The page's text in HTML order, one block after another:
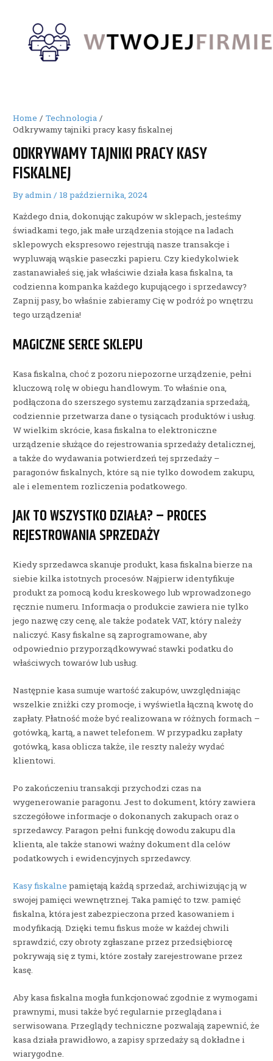
content
Home
Technologia
Odkrywamy tajniki pracy kasy fiskalnej
ODKRYWAMY TAJNIKI PRACY KASY
FISKALNEJ
Byadmin/ 18 października, 2024
Każdego dnia, dokonując zakupów w sklepach, jesteśmy
świadkami tego, jak małe urządzenia stojące na ladach
sklepowych ekspresowo rejestrują nasze transakcje i
wypluwają wąskie paseczki papieru. Czy kiedykolwiek
zastanawiałeś się, jak właściwie działa kasa fiskalna, ta
codzienna kompanka każdego kupującego i sprzedawcy?
Zapnij pasy, bo właśnie zabieramy Cię w podróż po wnętrzu
tego urządzenia!
MAGICZNE SERCE SKLEPU
Kasa fiskalna, choć z pozoru niepozorne urządzenie, pełni
kluczową rolę w obiegu handlowym. To właśnie ona,
podłączona do szerszego systemu zarządzania sprzedażą,
codziennie przetwarza dane o tysiącach produktów i usług.
W wielkim skrócie, kasa fiskalna to elektroniczne
urządzenie służące do rejestrowania sprzedaży detalicznej,
a także do wydawania potwierdzeń tej sprzedaży –
paragonów fiskalnych, które są nie tylko dowodem zakupu,
ale i elementem rozliczenia podatkowego.
JAK TO WSZYSTKO DZIAŁA? – PROCES
REJESTROWANIA SPRZEDAŻY
Kiedy sprzedawca skanuje produkt, kasa fiskalna bierze na
siebie kilka istotnych procesów. Najpierw identyfikuje
produkt za pomocą kodu kreskowego lub wprowadzonego
ręcznie numeru. Informacja o produkcie zawiera nie tylko
jego nazwę czy cenę, ale także podatek VAT, który należy
naliczyć. Kasy fiskalne są zaprogramowane, aby
odpowiednio przyporządkowywać stawki podatku do
właściwych towarów lub usług.
Następnie kasa sumuje wartość zakupów, uwzględniając
wszelkie zniżki czy promocje, i wyświetla łączną kwotę do
zapłaty. Płatność może być realizowana w różnych formach –
gotówką, kartą, a nawet telefonem. W przypadku zapłaty
gotówką, kasa oblicza także, ile reszty należy wydać
klientowi.
Po zakończeniu transakcji przychodzi czas na
wygenerowanie paragonu. Jest to dokument, który zawiera
szczegółowe informacje o dokonanych zakupach oraz o
sprzedawcy. Paragon pełni funkcję dowodu zakupu dla
klienta, ale także stanowi ważny dokument dla celów
podatkowych i ewidencyjnych sprzedawcy.
Kasy fiskalne pamiętają każdą sprzedaż, archiwizując ją w
swojej pamięci wewnętrznej. Taka pamięć to tzw. pamięć
fiskalna, która jest zabezpieczona przed kasowaniem i
modyfikacją. Dzięki temu fiskus może w każdej chwili
sprawdzić, czy obroty zgłaszane przez przedsiębiorcę
pokrywają się z tymi, które zostały zarejestrowane przez
kasę.
Aby kasa fiskalna mogła funkcjonować zgodnie z wymogami
prawnymi, musi także być regularnie przeglądana i
serwisowana. Przeglądy techniczne pozwalają zapewnić, że
kasa działa prawidłowo, a zapisy sprzedaży są dokładne i
wiarygodne.